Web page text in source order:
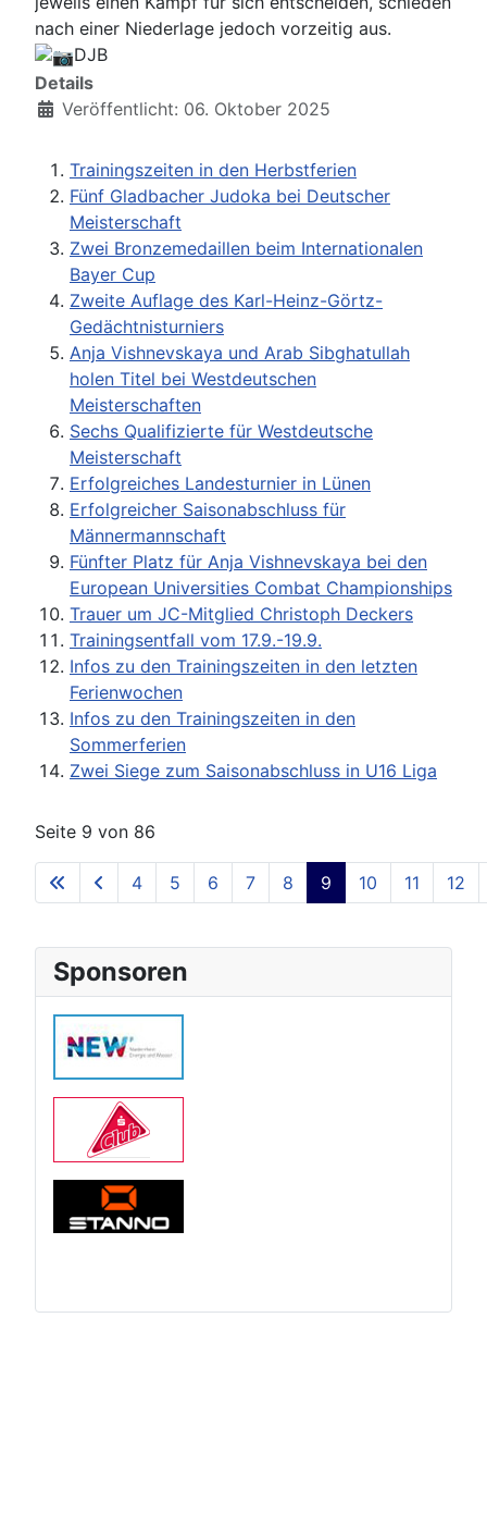
nach einer Niederlage jedoch vorzeitig aus.
DJB
Details
Veröffentlicht: 06. Oktober 2025
Trainingszeiten in den Herbstferien
Fünf Gladbacher Judoka bei Deutscher
Meisterschaft
Zwei Bronzemedaillen beim Internationalen
Bayer Cup
Zweite Auflage des Karl-Heinz-Görtz-
Gedächtnisturniers
Anja Vishnevskaya und Arab Sibghatullah
holen Titel bei Westdeutschen
Meisterschaften
Sechs Qualifizierte für Westdeutsche
Meisterschaft
Erfolgreiches Landesturnier in Lünen
Erfolgreicher Saisonabschluss für
Männermannschaft
Fünfter Platz für Anja Vishnevskaya bei den
European Universities Combat Championships
Trauer um JC-Mitglied Christoph Deckers
Trainingsentfall vom 17.9.-19.9.
Infos zu den Trainingszeiten in den letzten
Ferienwochen
Infos zu den Trainingszeiten in den
Sommerferien
Zwei Siege zum Saisonabschluss in U16 Liga
Seite 9 von 86
4 5 6 7 8 9 10 11 12
Sponsoren